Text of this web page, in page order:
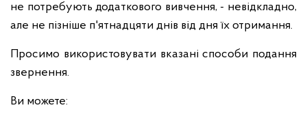
не потребують додаткового вивчення, - невідкладно,
але не пізніше п'ятнадцяти днів від дня їх отримання.
Просимо використовувати вказані способи подання
звернення.
Ви можете: